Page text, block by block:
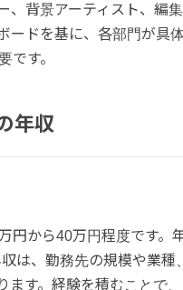
、背景アーティスト、編
ードを基に、各部門が具
です。
年収
円から40万円程度です。
は、勤務先の規模や業種
ます。経験を積むことで